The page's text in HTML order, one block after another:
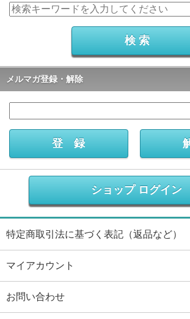
メルマガ登録・解除
ショップ ログイン
特定商取引法に基づく表記（返品など）
マイアカウント
お問い合わせ